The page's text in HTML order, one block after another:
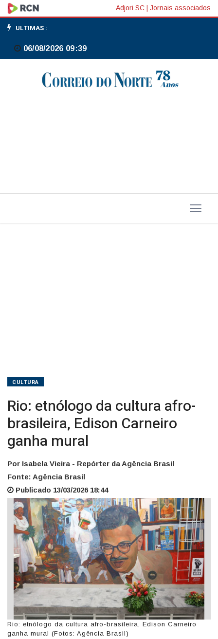
Rio:
etnólogo
da
cultura
mural
Adjori SC Jornais associados
ULTIMAS :
06/08/2026 09:39
CULTURA
Rio: etnólogo da cultura afro-
brasileira, Edison Carneiro
ganha mural
Por Isabela Vieira - Repórter da Agência Brasil
Fonte: Agência Brasil
Publicado 13/03/2026 18:44
Rio: etnólogo da cultura afro-brasileira, Edison Carneiro
ganha mural (Fotos: Agência Brasil)